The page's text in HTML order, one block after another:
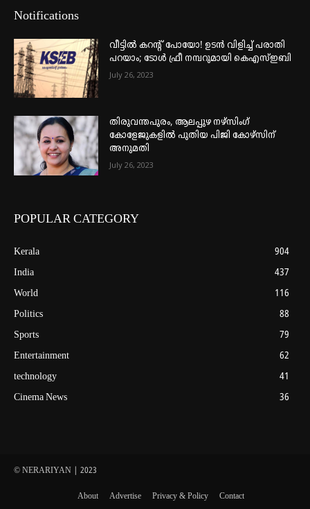
Notifications
വീട്ടില്‍ കറന്റ് പോയോ! ഉടന്‍ വിളിച്ച് പരാതി
പറയാം; ടോള്‍ ഫ്രീ നമ്പറുമായി കെഎസ്ഇബി
July 26, 2023
തിരുവന്തപുരം, ആലപ്പുഴ നഴ്‌സിംഗ്
കോളേജുകളില്‍ പുതിയ പിജി കോഴ്‌സിന്
അനുമതി
July 26, 2023
POPULAR CATEGORY
Kerala
904
India
437
World
116
Politics
88
Sports
79
Entertainment
62
technology
41
Cinema News
36
© NERARIYAN | 2023
About Advertise Privacy & Policy Contact